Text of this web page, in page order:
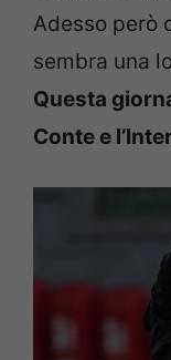
Adesso però
sembra una
Questa
Conte e